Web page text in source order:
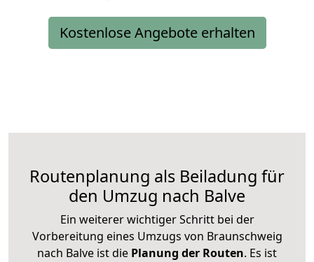
Kostenlose Angebote erhalten
Routenplanung als Beiladung für
den Umzug nach Balve
Ein weiterer wichtiger Schritt bei der
Vorbereitung eines Umzugs von Braunschweig
nach Balve ist die Planung der Routen. Es ist